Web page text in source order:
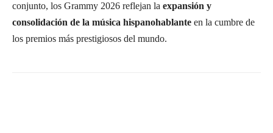
conjunto, los Grammy 2026 reflejan la expansión y
consolidación de la música hispanohablante en la cumbre de
los premios más prestigiosos del mundo.